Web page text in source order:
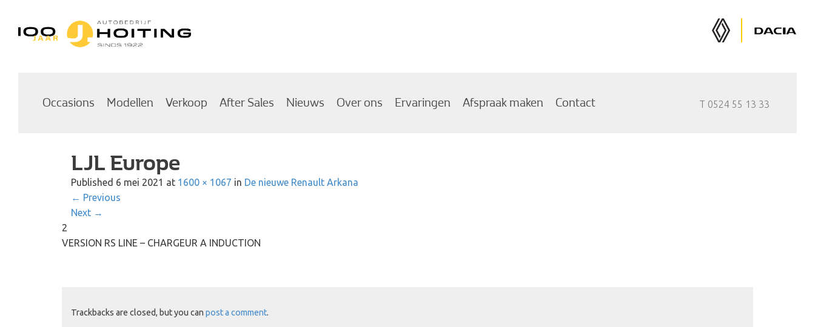
Autobedrijf Hoiting
Dacia
Renault
Auto's
T 0524 55 13 33
Occasions Modellen Verkoop After Sales Nieuws Over ons Ervaringen Afspraak maken Contact
LJL Europe
Published 6 mei 2021 at 1600 × 1067 in De nieuwe Renault Arkana
← Previous
Next →
2
VERSION RS LINE – CHARGEUR A INDUCTION
Trackbacks are closed, but you can post a comment.